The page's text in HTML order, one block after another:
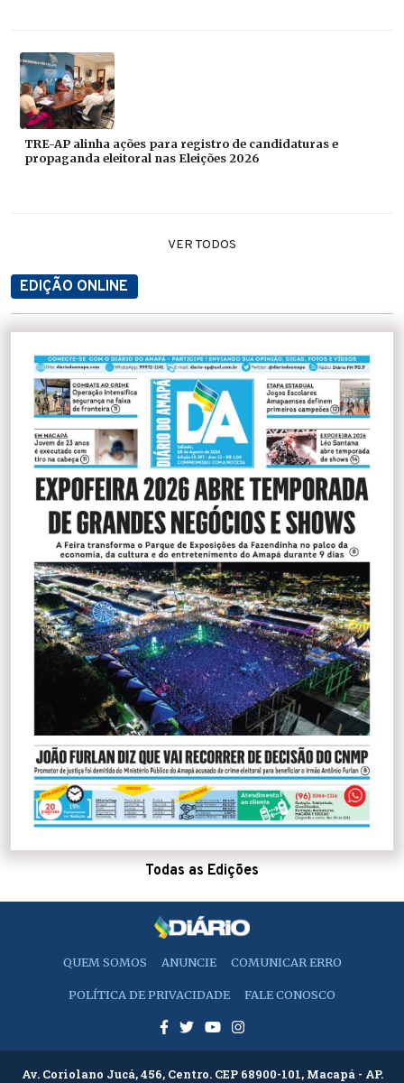
TRE-AP alinha ações para registro de candidaturas e
propaganda eleitoral nas Eleições 2026
VER TODOS
EDIÇÃO ONLINE
Todas as Edições
QUEM SOMOS ANUNCIE COMUNICAR ERRO
POLÍTICA DE PRIVACIDADE FALE CONOSCO
Av. Coriolano Jucá, 456, Centro. CEP 68900-101, Macapá - AP.